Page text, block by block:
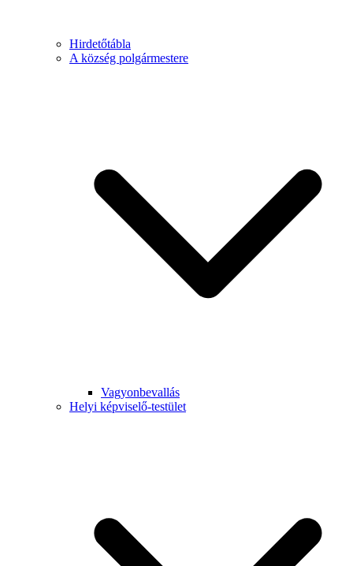
Hirdetőtábla
A község polgármestere
Vagyonbevallás
Helyi képviselő-testület